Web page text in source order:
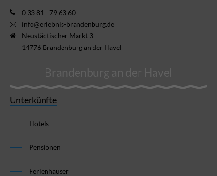
0 33 81 - 79 63 60
info@erlebnis-brandenburg.de
Neustädtischer Markt 3
14776 Brandenburg an der Havel
Brandenburg an der Havel
Unterkünfte
Hotels
Pensionen
Ferienhäuser